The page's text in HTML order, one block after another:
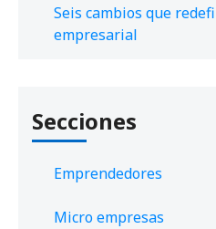
Seis cambios que
empresarial
Secciones
Emprendedores
Micro empresas